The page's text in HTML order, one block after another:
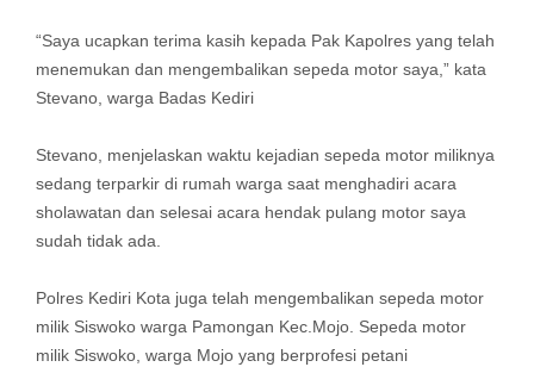
“Saya ucapkan terima kasih kepada Pak Kapolres yang telah
menemukan dan mengembalikan sepeda motor saya,” kata
Stevano, warga Badas Kediri
Stevano, menjelaskan waktu kejadian sepeda motor miliknya
sedang terparkir di rumah warga saat menghadiri acara
sholawatan dan selesai acara hendak pulang motor saya
sudah tidak ada.
Polres Kediri Kota juga telah mengembalikan sepeda motor
milik Siswoko warga Pamongan Kec.Mojo. Sepeda motor
milik Siswoko, warga Mojo yang berprofesi petani